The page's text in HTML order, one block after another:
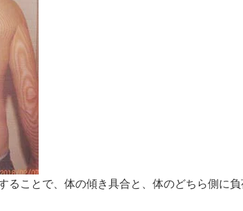
ることで、体の傾き具合と、体のどちら側に